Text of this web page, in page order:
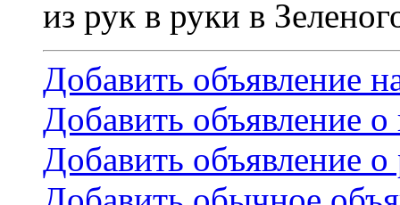
из рук в руки в
Добавить объявление
Добавить объявление
Добавить объявление о